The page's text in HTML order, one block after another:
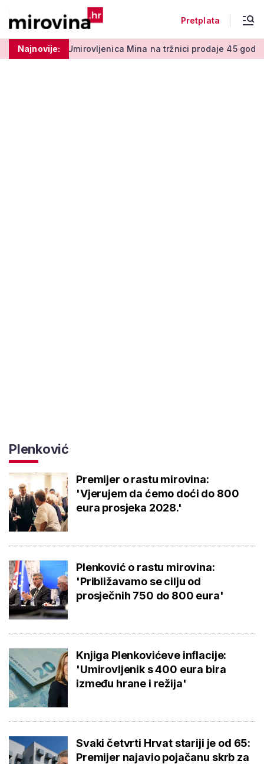
Pretplata
Najnovije:
centi Umirovljenica Mina na tržnici prodaje 45 godina:
Plenković
Premijer o rastu mirovina:
'Vjerujem da ćemo doći do 800
eura prosjeka 2028.'
Plenković o rastu mirovina:
'Približavamo se cilju od
prosječnih 750 do 800 eura'
Knjiga Plenkovićeve inflacije:
'Umirovljenik s 400 eura bira
između hrane i režija'
Svaki četvrti Hrvat stariji je od 65:
Premijer najavio pojačanu skrb za